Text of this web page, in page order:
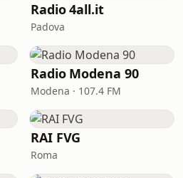
Radio 4all.it
Padova
Radio Modena 90
Modena · 107.4 FM
RAI FVG
Roma